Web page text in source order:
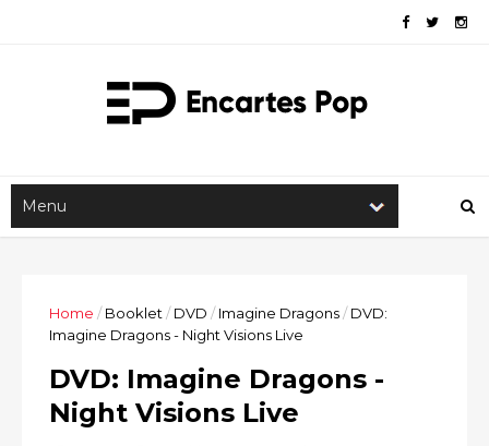
Home / Booklet / DVD / Imagine Dragons/ DVD:
Imagine Dragons - Night Visions Live
DVD: Imagine Dragons -
Night Visions Live